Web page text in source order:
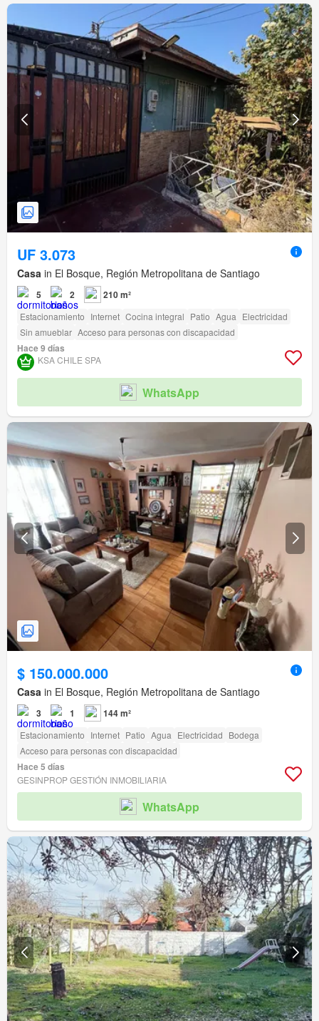
UF 3.073
Casa in El Bosque, Región Metropolitana de Santiago
5 2 210 m²
Estacionamiento Internet Cocina integral Patio Agua Electricidad
Sin amueblar Acceso para personas con discapacidad
Hace 9 días
KSA CHILE SPA
WhatsApp
$ 150.000.000
Casa in El Bosque, Región Metropolitana de Santiago
3 1 144 m²
Estacionamiento Internet Patio Agua Electricidad Bodega
Acceso para personas con discapacidad
Hace 5 días
GESINPROP GESTIÓN INMOBILIARIA
WhatsApp